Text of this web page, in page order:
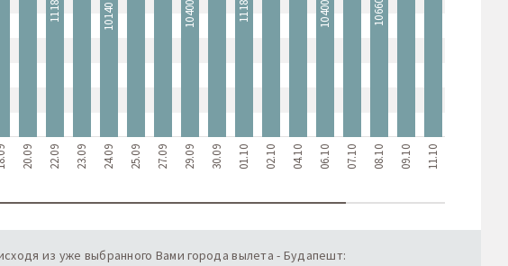
20.09 22.09 23.09
10140 ₴
24.09 25.09 27.09
10400 ₴
29.09 30.09 01.10 02.10 04.10
10400 ₴
06.10 07.10
10660 ₴
08.10 09.10 11.10
из уже выбранного Вами города вылета - Будапешт: